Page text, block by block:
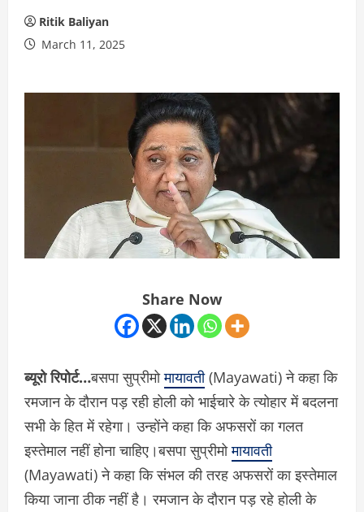
Ritik Baliyan
March 11, 2025
Share Now
ब्यूरो रिपोर्ट…बसपा सुप्रीमोमायावती(Mayawati) ने कहा कि
रमजान के दौरान पड़ रही होली को भाईचारे के त्योहार में बदलना
सभी के हित में रहेगा। उन्होंने कहा कि अफसरों का गलत
इस्तेमाल नहीं होना चाहिए।बसपा सुप्रीमोमायावती
(Mayawati) ने कहा कि संभल की तरह अफसरों का इस्तेमाल
किया जाना ठीक नहीं है। रमजान के दौरान पड़ रहे होली के